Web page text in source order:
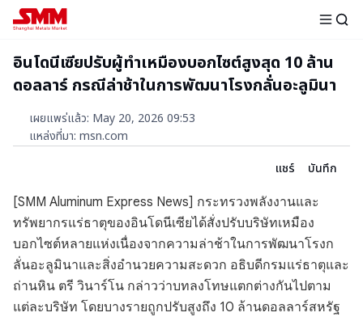
อินโดนีเซียปรับผู้ทำเหมืองบอกไซต์สูงสุด 10 ล้าน
ดอลลาร์ กรณีล่าช้าในการพัฒนาโรงกลั่นอะลูมินา
เผยแพร่แล้ว: May 20, 2026 09:53
แหล่งที่มา: msn.com
แชร์
บันทึก
[SMM Aluminum Express News] กระทรวงพลังงานและ
ทรัพยากรแร่ธาตุของอินโดนีเซียได้สั่งปรับบริษัทเหมือง
บอกไซต์หลายแห่งเนื่องจากความล่าช้าในการพัฒนาโรงก
ลั่นอะลูมินาและสิ่งอำนวยความสะดวก อธิบดีกรมแร่ธาตุและ
ถ่านหิน ตรี วินาร์โน กล่าวว่าบทลงโทษแตกต่างกันไปตาม
แต่ละบริษัท โดยบางรายถูกปรับสูงถึง 10 ล้านดอลลาร์สหรัฐ